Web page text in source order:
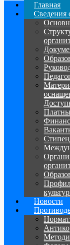
Главная
Сведения
Новости